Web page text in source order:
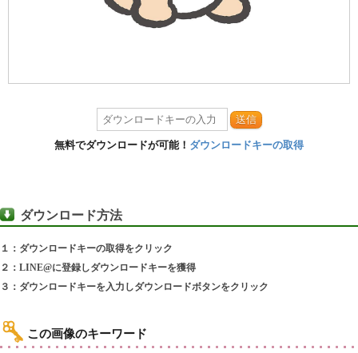
送信
無料でダウンロードが可能！ ダウンロードキーの取得
ダウンロード方法
１：ダウンロードキーの取得をクリック
２：LINE@に登録しダウンロードキーを獲得
３：ダウンロードキーを入力しダウンロードボタンをクリック
この画像のキーワード